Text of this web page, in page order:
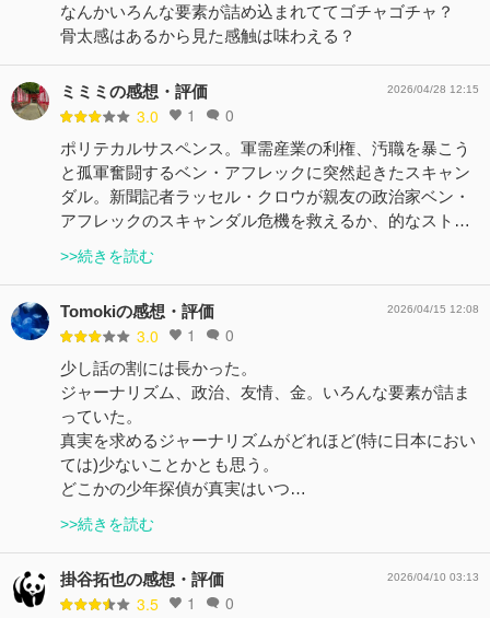
なんかいろんな要素が詰め込まれててゴチャゴチャ？
骨太感はあるから見た感触は味わえる？
ミミミの感想・評価
3.0 1 0
2026/04/28 12:15
ポリテカルサスペンス。軍需産業の利権、汚職を暴こう
と孤軍奮闘するベン・アフレックに突然起きたスキャン
ダル。新聞記者ラッセル・クロウが親友の政治家ベン・
アフレックのスキャンダル危機を救えるか、的なスト…
>>続きを読む
Tomokiの感想・評価
3.0 1 0
2026/04/15 12:08
少し話の割には長かった。
ジャーナリズム、政治、友情、金。いろんな要素が詰ま
っていた。
真実を求めるジャーナリズムがどれほど(特に日本におい
ては)少ないことかとも思う。
どこかの少年探偵が真実はいつ…
>>続きを読む
掛谷拓也の感想・評価
3.5 1 0
2026/04/10 03:13